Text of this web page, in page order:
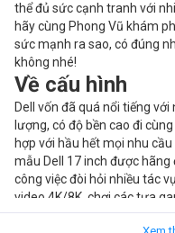
thể đủ sức cạnh tranh với
hãy cùng Phong Vũ khám
sức mạnh ra sao, có đúng
không nhé!
Về cấu hình
Dell vốn đã quá nổi tiếng
lượng, có độ bền cao đi
hợp với hầu hết mọi nhu
mẫu Dell 17 inch được
công việc đòi hỏi nhiều tác
video 4K/8K, chơi các tựa
vì sao những chiếc laptop